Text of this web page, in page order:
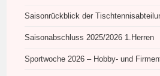
Saisonrückblick der
Saisonabschluss 2025/2026 1.Herren
Sportwoche 2026 – Hobby- und